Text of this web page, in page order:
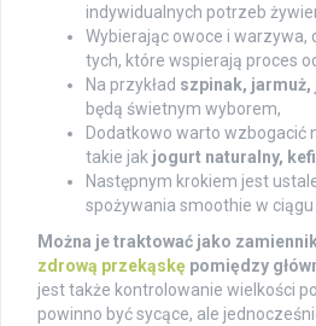
indywidualnych potrzeb
Wybierając owoce i warzywa,
tych, które wspierają proces
Na przykład szpinak,
będą świetnym wyborem,
Dodatkowo warto wzbogacić
takie jak jogurt naturalny,
Następnym krokiem jest
spożywania smoothie w ciągu
Można je traktować jako
zdrową przekąskę pomiędzy
jest także kontrolowanie wielkości
powinno być sycące, ale